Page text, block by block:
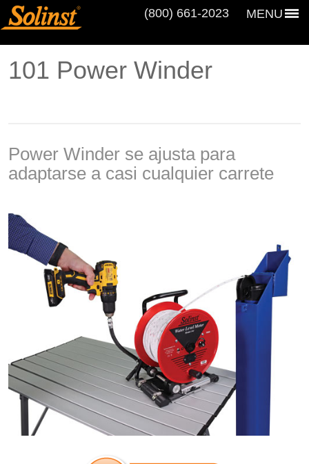
MENU
(800) 661‑2023
101 Power Winder
Power Winder se ajusta para
adaptarse a casi cualquier carrete